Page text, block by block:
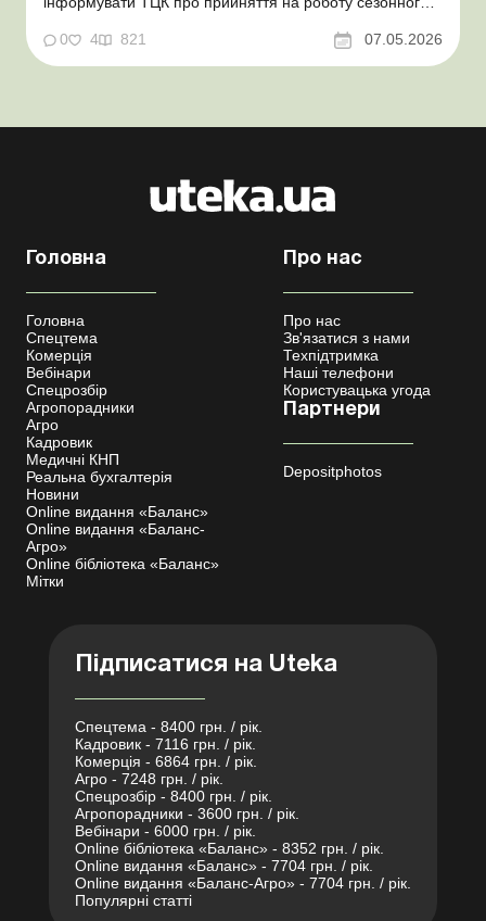
агропідприємств приймає працівників на сезонні
роботи. Через значні штрафні санкції за порушення
порядку ведення військового обліку в
0 4 821 07.05.2026
Головна
Головна
Спецтема
Комерція
Вебінари
Спецрозбір
Агропорадники
Агро
Кадровик
Медичні КНП
Реальна бухгалтерія
Новини
Online видання «Баланс»
Online видання «Баланс-
Агро»
Online бібліотека «Баланс»
Мітки
Про нас
Про нас
Зв'язатися з нами
Техпідтримка
Наші телефони
Користувацька угода
Партнери
Depositphotos
Підписатися на Uteka
Спецтема - 8400 грн. / рік.
Кадровик - 7116 грн. / рік.
Комерція - 6864 грн. / рік.
Агро - 7248 грн. / рік.
Спецрозбір - 8400 грн. / рік.
Агропорадники - 3600 грн. / рік.
Вебінари - 6000 грн. / рік.
Online бібліотека «Баланс» - 8352 грн. / рік.
Online видання «Баланс» - 7704 грн. / рік.
Online видання «Баланс-Агро» - 7704 грн. / рік.
Популярні статті